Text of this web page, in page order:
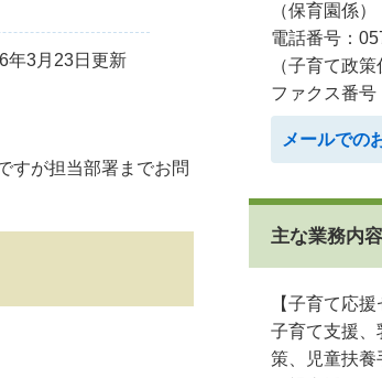
年3月23日更新
すが担当部署までお問
（保育園係）
電話番号：
（子育て政策
ファクス番
メールでの
主な業務内容
【子育て応援
子育て支援、
策、児童扶養